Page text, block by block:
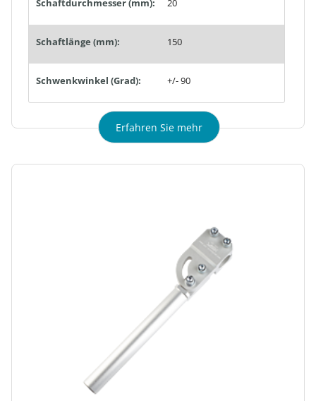
Schaftlänge (mm): 150
Schwenkwinkel (Grad): +/- 90
Erfahren Sie mehr